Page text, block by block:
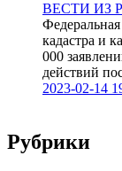
ВЕСТИ ИЗ
кадастра и
000
действий
2023-02-14
Рубрики